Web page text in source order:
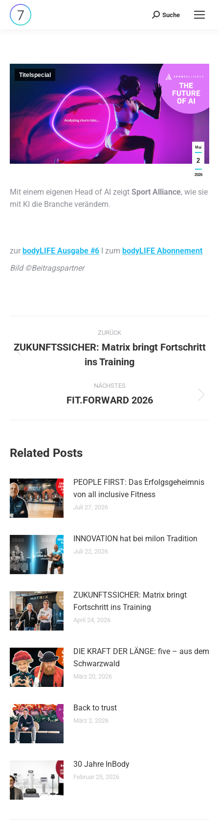
Search:
Suche
Mai
2
2026
Titelspecial
Mit einem eigenen Head of AI zeigt Sport Alliance, wie sie
mit KI die Branche verändern.
zur bodyLIFE Ausgabe #6 I zum bodyLIFE Abonnement
Bild ©Beitragspartner
Kommentarnavigation
ZURÜCK
Beitrag:
ZUKUNFTSSICHER: Matrix bringt Fortschritt
ins Training
NÄCHSTES
Nächster
FIT.FORWARD 2026
Related Posts
PEOPLE FIRST: Das Erfolgsgeheimnis
von all inclusive Fitness
Juli 27, 2026
INNOVATION hat bei milon Tradition
Juli 22, 2026
ZUKUNFTSSICHER: Matrix bringt
Fortschritt ins Training
April 24, 2026
DIE KRAFT DER LÄNGE: five – aus dem
Schwarzwald
März 20, 2026
Back to trust
März 2, 2026
30 Jahre InBody
Februar 25, 2026